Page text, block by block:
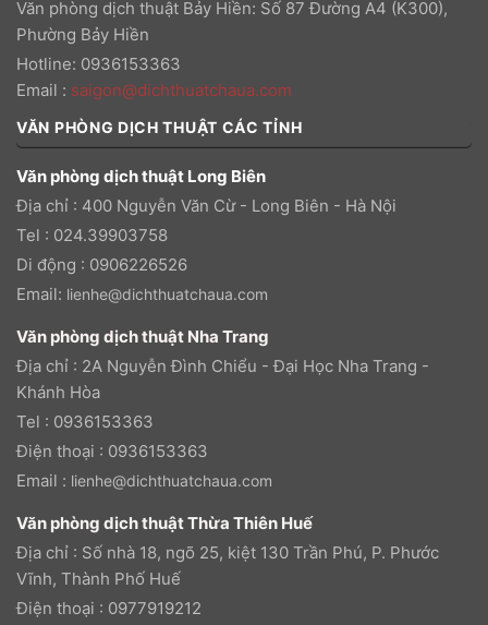
Văn phòng dịch thuật Bảy Hiền: Số 87 Đường A4 (K300),
Phường Bảy Hiền
Hotline: 0936153363
Email : saigon@dichthuatchaua.com
VĂN PHÒNG DỊCH THUẬT CÁC TỈNH
Văn phòng dịch thuật Long Biên
Địa chỉ : 400 Nguyễn Văn Cừ - Long Biên - Hà Nội
Tel : 024.39903758
Di động : 0906226526
Email: lienhe@dichthuatchaua.com
Văn phòng dịch thuật Nha Trang
Địa chỉ : 2A Nguyễn Đình Chiểu - Đại Học Nha Trang -
Khánh Hòa
Tel : 0936153363
Điện thoại : 0936153363
Email : lienhe@dichthuatchaua.com
Văn phòng dịch thuật Thừa Thiên Huế
Địa chỉ : Số nhà 18, ngõ 25, kiệt 130 Trần Phú, P. Phước
Vĩnh, Thành Phố Huế
Điện thoại : 0977919212